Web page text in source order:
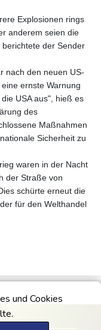
und Cookies
Explosionen rings
anderem seien die
der Sender
nach den neuen US-
ernste Warnung
USA aus", hieß es
des
Maßnahmen
Sicherheit zu
waren in der Nacht
der Straße von
schürte erneut die
für den Welthandel